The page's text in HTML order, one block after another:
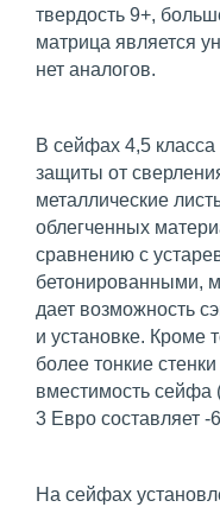
твердость 9+,
матрица является
нет аналогов.
В сейфах 4,5
защиты от
металлические
облегченных
сравнению с
бетонированными,
дает возможность
и установке. Кроме
более тонкие
вместимость сейфа
3 Евро составляет
На сейфах